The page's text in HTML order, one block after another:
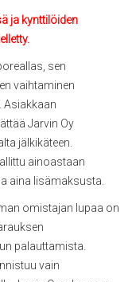
ja kynttilöiden
sen
vaihtaminen
Asiakkaan
Jarvin Oy
jälkikäteen.
ainoastaan
aina lisämaksusta.
omistajan lupaa on
palauttamista.
vain